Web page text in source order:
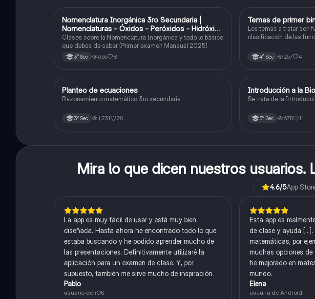
Química
Nomenclatura Inorgánica 3ro Secundaria |
Nomenclaturas - Óxidos - Peróxidos - Hidróxido
o Bases
Clases sobre la Nomenclatura Inorgánica y todo lo básico
que debes de saber (Primer examen Mensual 2025)
3° Sec 665 8
Química
Temas de primer
Los temas a tratar son
clasificación de las
4° Sec 257 4
Matemáticas
Planteo de ecuaciones
Razonamiento matemático 3ro secundaria
3° Sec 1,231 20
Biología
Introducción a la
Se trata de la
3° Sec 670 11
Mira lo que dicen nuestros
4.6/5App
La app es muy fácil de usar y está muy bien
diseñada. Hasta ahora he encontrado todo lo que
estaba buscando y he podido aprender mucho de
las presentaciones. Definitivamente utilizaré la
aplicación para un examen de clase. Y, por
supuesto, también me sirve mucho de inspiración.
Pablo
usuario de iOS
Esta app es
de clase y ayuda
matemáticas, por
muchas opciones
he mejorado en
mundo.
Elena
usuaria de Android